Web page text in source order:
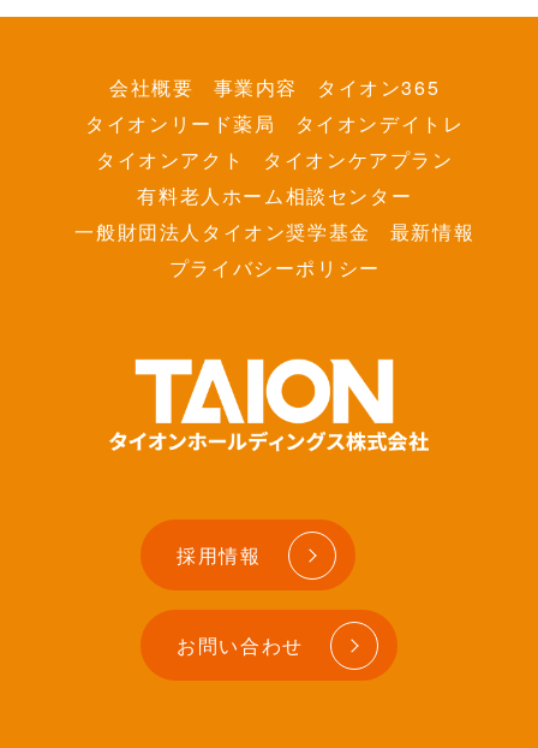
会社概要 事業内容
タイオン365
タイオンリード薬局
タイオンデイトレ
タイオンアクト
タイオンケアプラン
有料老人ホーム相談センター
一般財団法人タイオン奨学基金
最新情報
プライバシーポリシー
採用情報
お問い合わせ